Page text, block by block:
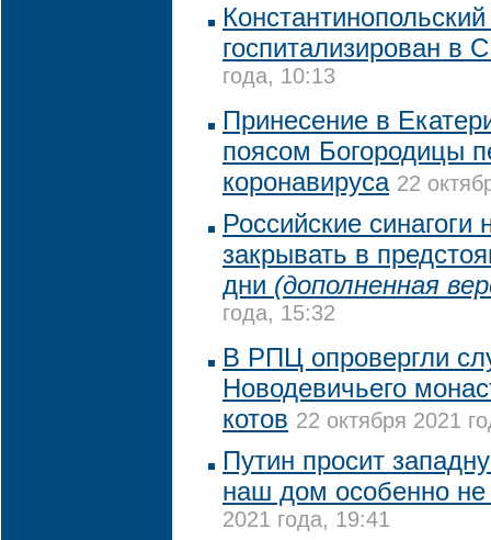
госпитализирован в
года, 10:13
Принесение в
поясом Богородицы
коронавируса 22
Российские синагоги
закрывать в
дни (дополненная
года, 15:32
В РПЦ опровергли
Новодевичьего
котов 22 октября 2021
Путин просит
наш дом особенно не
2021 года, 19:41